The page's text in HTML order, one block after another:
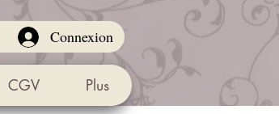
Connexion
CGV Plus